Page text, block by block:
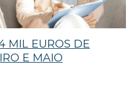
MIL EUROS DE
E MAIO